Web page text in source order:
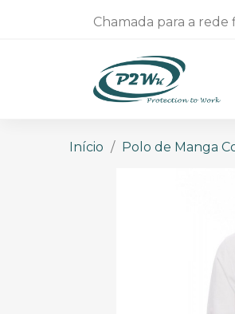
Chamada para a rede
Início Polo de Manga